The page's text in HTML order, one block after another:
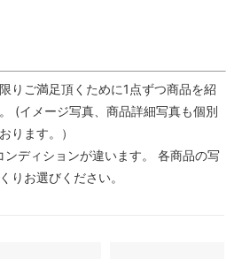
りご満足頂くために1点ずつ商品を紹
(イメージ写真、商品詳細写真も個別
ります。）
ンディションが違います。 各商品の写
りお選びください。